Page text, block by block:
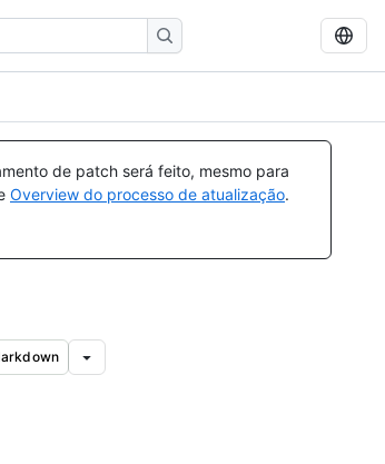
de patch será feito, mesmo para
Overview do processo de atualização.